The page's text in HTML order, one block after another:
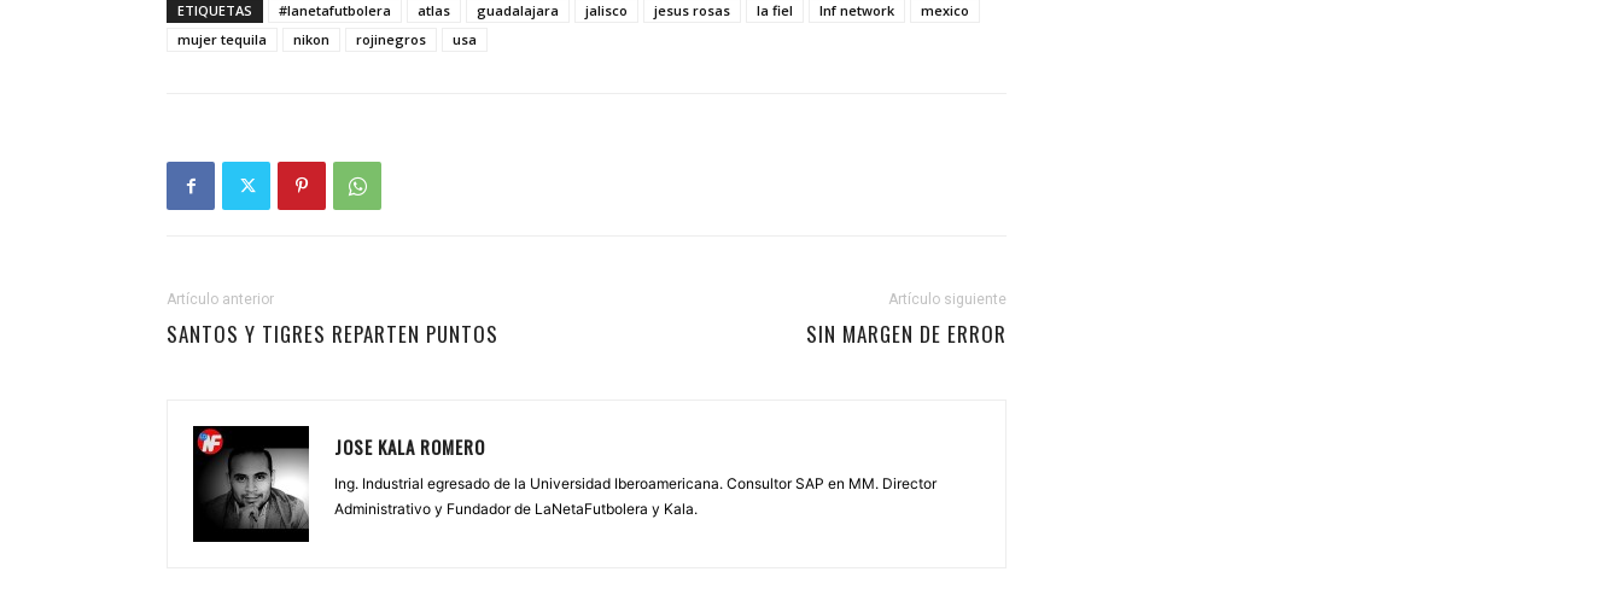
ETIQUETAS #lanetafutbolera atlas guadalajara jalisco jesus rosas la fiel lnf network
mexico
mujer tequila
nikon rojinegros usa
Artículo anterior
SANTOS Y TIGRES REPARTEN PUNTOS
Artículo siguiente
SIN MARGEN DE ERROR
JOSE KALA ROMERO
Ing. Industrial egresado de la Universidad Iberoamericana. Consultor SAP en MM. Director
Administrativo y Fundador de LaNetaFutbolera y Kala.